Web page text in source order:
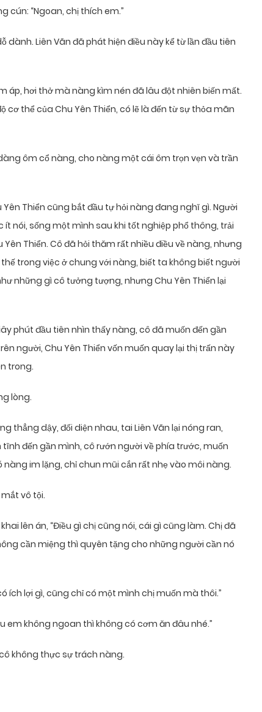
cún: “Ngoan, chị thích em.”
dành. Liên Vãn đã phát hiện điều này kể từ lần đầu tiên
áp, hơi thở mà nàng kìm nén đã lâu đột nhiên biến mất.
cơ thể của Chu Yên Thiển, có lẽ là đến từ sự thỏa mãn
ôm cổ nàng, cho nàng một cái ôm trọn vẹn và trần
Thiển cũng bắt đầu tự hỏi nàng đang nghĩ gì. Người
nói, sống một mình sau khi tốt nghiệp phổ thông, trải
Thiển. Cô đã hỏi thăm rất nhiều điều về nàng, nhưng
trong việc ở chung với nàng, biết ta không biết người
những gì cô tưởng tượng, nhưng Chu Yên Thiển lại
phút đầu tiên nhìn thấy nàng, cô đã muốn đến gần
người, Chu Yên Thiển vốn muốn quay lại thị trấn này
trong.
lòng.
thẳng dậy, đối diện nhau, tai Liên Vãn lại nóng ran,
đến gần mình, cô rướn người về phía trước, muốn
im lặng, chỉ chun mũi cắn rất nhẹ vào môi nàng.
vô tội.
lên án, “Điều gì chị cũng nói, cái gì cũng làm. Chị đã
cần miệng thì quyên tặng cho những người cần nó
ích lợi gì, cũng chỉ có một mình chị muốn mà thôi.”
em không ngoan thì không có cơm ăn đâu nhé.”
không thực sự trách nàng.